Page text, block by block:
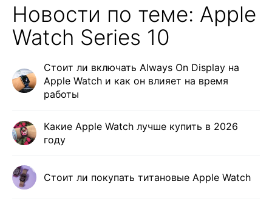
Новости по теме: Apple
Watch Series 10
Стоит ли включать Always On Display на
Apple Watch и как он влияет на время
работы
Какие Apple Watch лучше купить в 2026
году
Стоит ли покупать титановые Apple Watch